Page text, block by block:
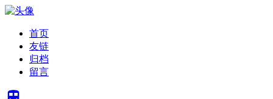
首页
友链
归档
留言